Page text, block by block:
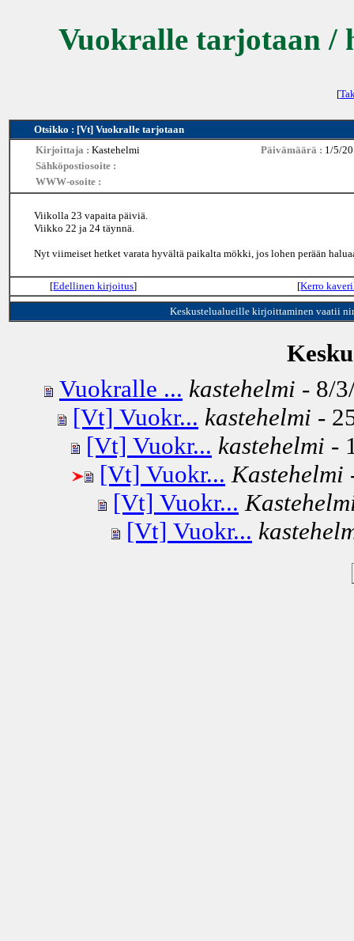
Vuokralle tarjotaan /
[
Otsikko : [Vt] Vuokralle tarjotaan
Kirjoittaja : Kastehelmi Päivämäärä : 1/5/
Sähköpostiosoite :
WWW-osoite :
Viikolla 23 vapaita päiviä.
Viikko 22 ja 24 täynnä.
Nyt viimeiset hetket varata hyvältä paikalta mökki, jos lohen perään
[Edellinen kirjoitus] [Kerro
Keskustelualueille kirjoittaminen vaatii
Vuokralle ... kastehelmi - 8/
[Vt] Vuokr... kastehelmi -
[Vt] Vuokr... kastehelmi -
[Vt] Vuokr... Kastehelmi
[Vt] Vuokr...
[Vt] Vuokr...